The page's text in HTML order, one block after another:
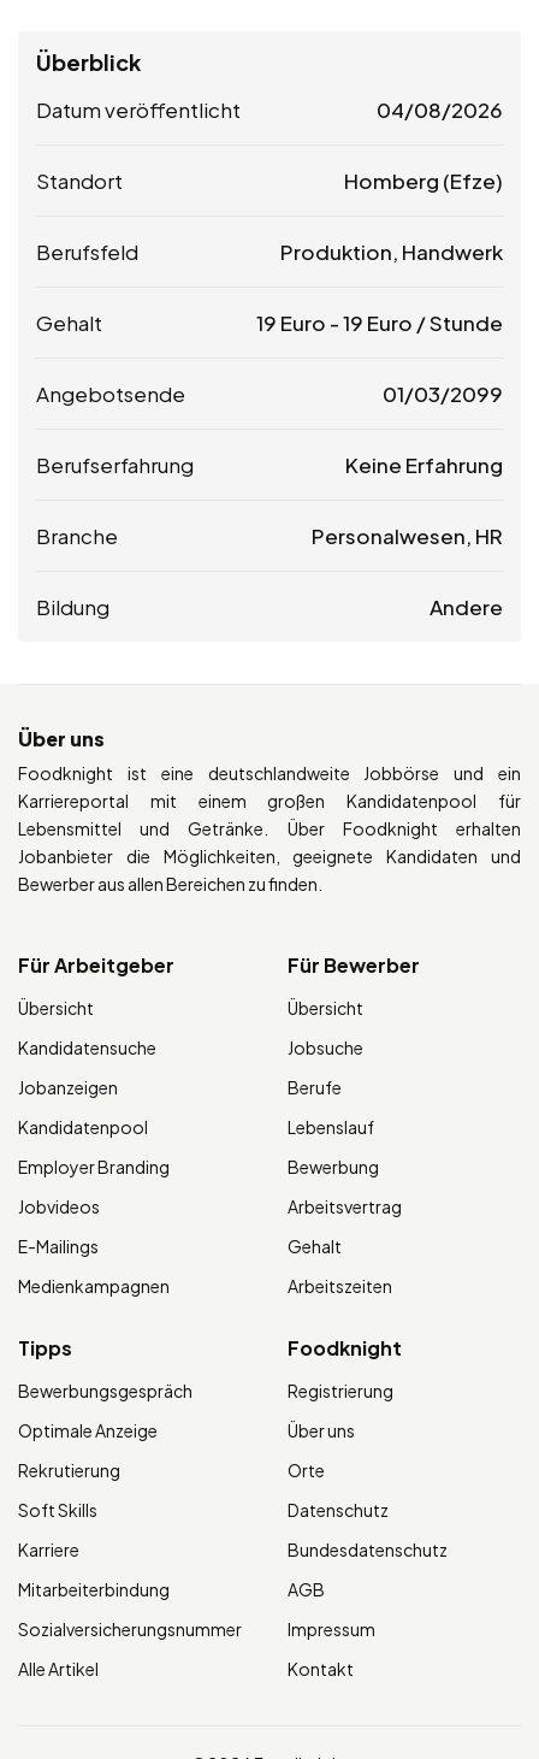
Überblick
Datum veröffentlicht 04/08/2026
Standort Homberg (Efze)
Berufsfeld Produktion, Handwerk
Gehalt 19 Euro -19 Euro / Stunde
Angebotsende 01/03/2099
Berufserfahrung Keine Erfahrung
Branche Personalwesen, HR
Bildung Andere
Über uns
Foodknight ist eine deutschlandweite Jobbörse und ein
Karriereportal mit einem großen Kandidatenpool für
Lebensmittel und Getränke. Über Foodknight erhalten
Jobanbieter die Möglichkeiten, geeignete Kandidaten und
Bewerber aus allen Bereichen zu finden.
Für Arbeitgeber
Übersicht
Kandidatensuche
Jobanzeigen
Kandidatenpool
Employer Branding
Jobvideos
E-Mailings
Medienkampagnen
Für Bewerber
Übersicht
Jobsuche
Berufe
Lebenslauf
Bewerbung
Arbeitsvertrag
Gehalt
Arbeitszeiten
Tipps
Bewerbungsgespräch
Optimale Anzeige
Rekrutierung
Soft Skills
Karriere
Mitarbeiterbindung
Sozialversicherungsnummer
Alle Artikel
Foodknight
Registrierung
Über uns
Orte
Datenschutz
Bundesdatenschutz
AGB
Impressum
Kontakt